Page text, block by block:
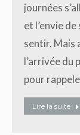
journées
et l’envie
sentir. Mais
l’arrivée du
pour
Lire la suite